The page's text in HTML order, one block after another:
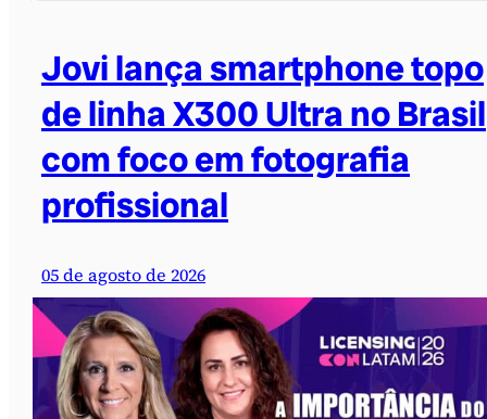
Jovi lança smartphone topo
de linha X300 Ultra no Brasil
com foco em fotografia
profissional
05 de agosto de 2026